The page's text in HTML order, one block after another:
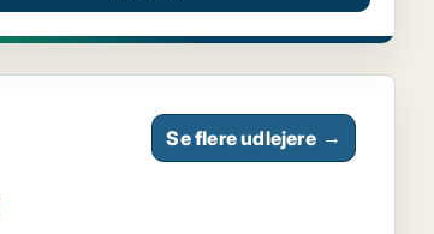
Se flere udlejere →